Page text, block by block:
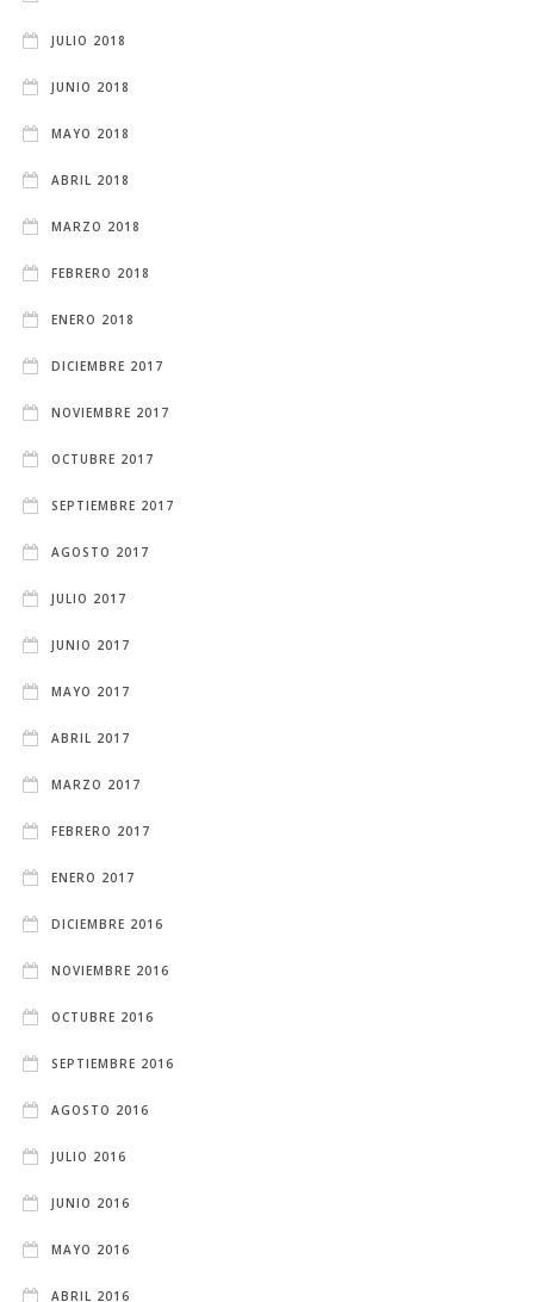
JULIO 2018
JUNIO 2018
MAYO 2018
ABRIL 2018
MARZO 2018
FEBRERO 2018
ENERO 2018
DICIEMBRE 2017
NOVIEMBRE 2017
OCTUBRE 2017
SEPTIEMBRE 2017
AGOSTO 2017
JULIO 2017
JUNIO 2017
MAYO 2017
ABRIL 2017
MARZO 2017
FEBRERO 2017
ENERO 2017
DICIEMBRE 2016
NOVIEMBRE 2016
OCTUBRE 2016
SEPTIEMBRE 2016
AGOSTO 2016
JULIO 2016
JUNIO 2016
MAYO 2016
ABRIL 2016